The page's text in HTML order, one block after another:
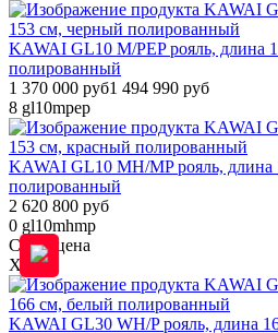
KAWAI GL10 M/PEP рояль, длина
полированный
1 370 000 руб1 494 990 руб
8 gl10mpep
KAWAI GL10 MH/MP рояль, длина
полированный
2 620 800 руб
0 gl10mhmp
Суперцена
Хит
KAWAI GL30 WH/P рояль, длина